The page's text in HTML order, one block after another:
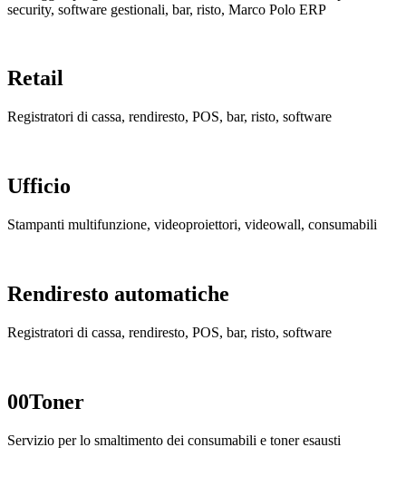
security, software gestionali, bar, risto, Marco Polo ERP
Retail
Registratori di cassa, rendiresto, POS, bar, risto, software
Ufficio
Stampanti multifunzione, videoproiettori, videowall, consumabili
Rendiresto automatiche
Registratori di cassa, rendiresto, POS, bar, risto, software
00Toner
Servizio per lo smaltimento dei consumabili e toner esausti